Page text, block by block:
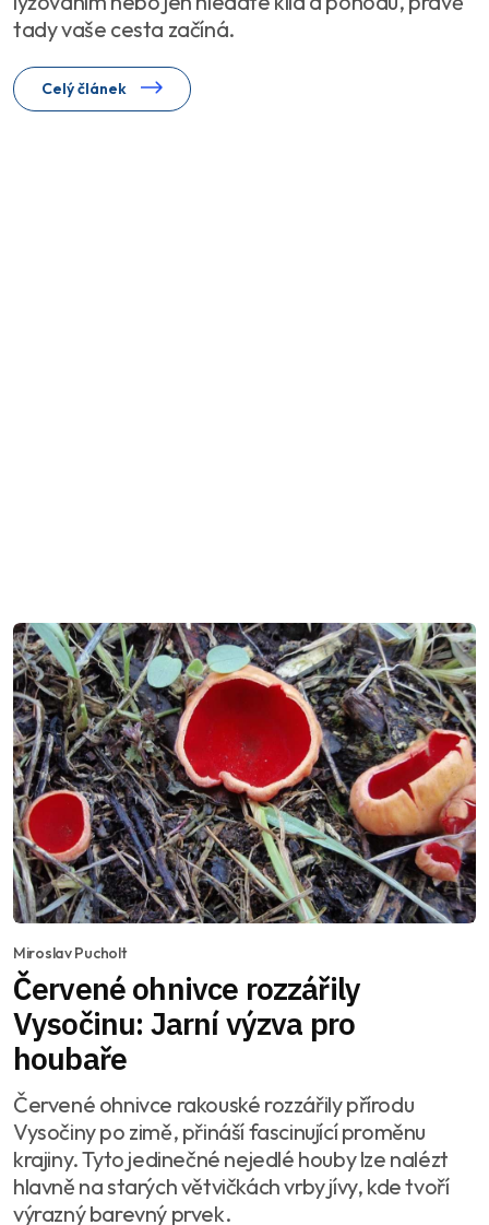
tady vaše cesta začíná.
Celý článek
Miroslav Pucholt
Červené ohnivce rozzářily
Vysočinu: Jarní výzva pro
houbaře
Červené ohnivce rakouské rozzářily přírodu
Vysočiny po zimě, přináší fascinující proměnu
krajiny. Tyto jedinečné nejedlé houby lze nalézt
hlavně na starých větvičkách vrby jívy, kde tvoří
výrazný barevný prvek.